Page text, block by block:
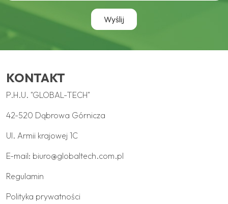
KONTAKT
P.H.U. "GLOBAL-TECH"
42-520 Dąbrowa Górnicza
Ul. Armii krajowej 1C
E-mail: biuro@globaltech.com.pl
Regulamin
Polityka prywatności